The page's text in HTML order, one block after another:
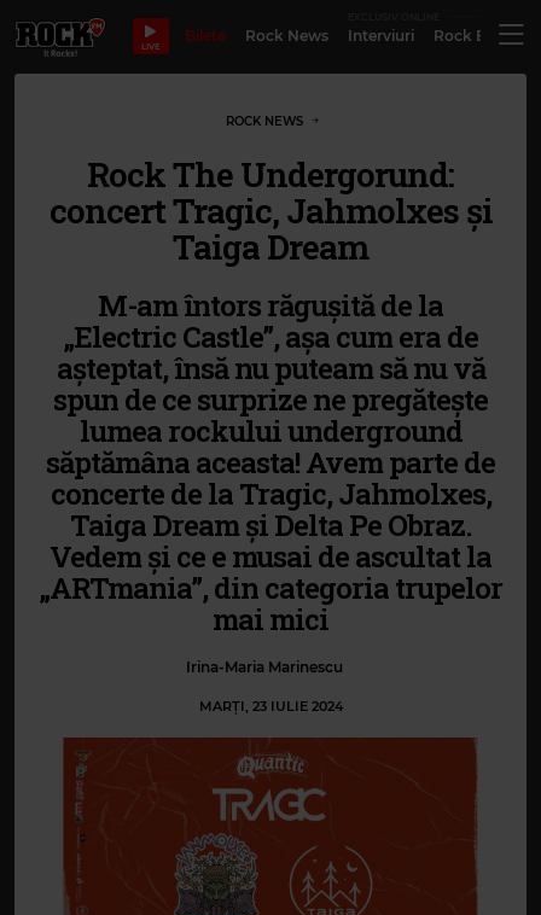
LIVE
Bilete Rock News Interviuri Rock
ROCK NEWS
Rock The Undergorund:
concert Tragic, Jahmolxes și
Taiga Dream
M-am întors răgușită de la
„Electric Castle”, așa cum era de
așteptat, însă nu puteam să nu vă
spun de ce surprize ne pregătește
lumea rockului underground
săptămâna aceasta! Avem parte de
concerte de la Tragic, Jahmolxes,
Taiga Dream și Delta Pe Obraz.
Vedem și ce e musai de ascultat la
„ARTmania”, din categoria trupelor
mai mici
Irina-Maria Marinescu
MARȚI, 23 IULIE 2024